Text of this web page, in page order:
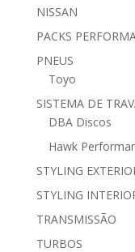
NISSAN
PACKS
PNEUS
Toyo
SISTEMA DE
DBA Discos
Hawk
STYLING
STYLING
TRANSMISSÃO
TURBOS